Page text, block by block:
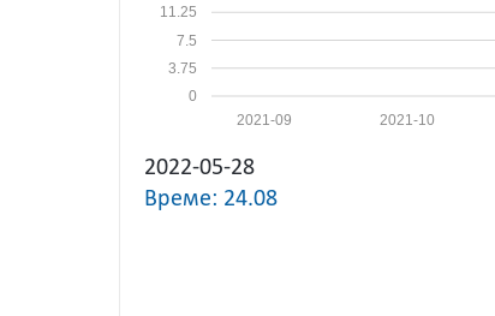
0
3.75
7.5
11.25
2021-10
2021-09
2022-05-28
Време: 24.08